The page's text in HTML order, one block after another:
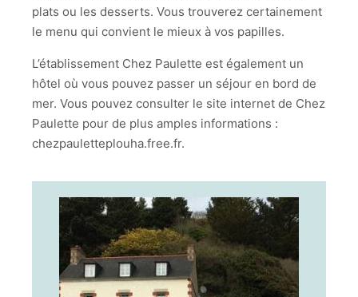
plats ou les desserts. Vous trouverez certainement
le menu qui convient le mieux à vos papilles.
L’établissement Chez Paulette est également un
hôtel où vous pouvez passer un séjour en bord de
mer. Vous pouvez consulter le site internet de Chez
Paulette pour de plus amples informations :
chezpauletteplouha.free.fr.